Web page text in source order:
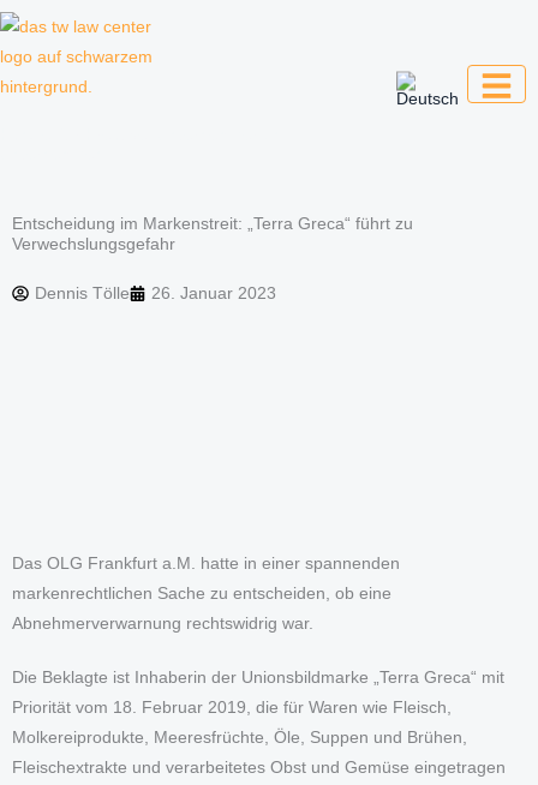
Zum
Entscheidung im Markenstreit: „Terra Greca“ führt zu
Verwechslungsgefahr
Dennis Tölle 26. Januar 2023
Das OLG Frankfurt a.M. hatte in einer spannenden
markenrechtlichen Sache zu entscheiden, ob eine
Abnehmerverwarnung rechtswidrig war.
Die Beklagte ist Inhaberin der Unionsbildmarke „Terra Greca“ mit
Priorität vom 18. Februar 2019, die für Waren wie Fleisch,
Molkereiprodukte, Meeresfrüchte, Öle, Suppen und Brühen,
Fleischextrakte und verarbeitetes Obst und Gemüse eingetragen